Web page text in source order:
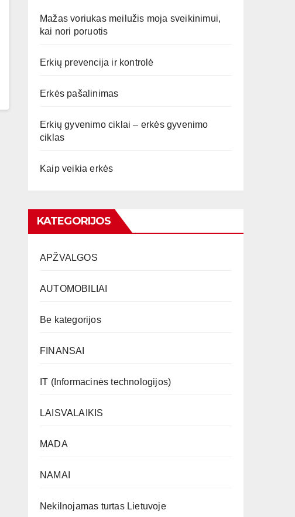
Mažas voriukas meilužis moja sveikinimui,
kai nori poruotis
Erkių prevencija ir kontrolė
Erkės pašalinimas
Erkių gyvenimo ciklai – erkės gyvenimo
ciklas
Kaip veikia erkės
KATEGORIJOS
APŽVALGOS
AUTOMOBILIAI
Be kategorijos
FINANSAI
IT (Informacinės technologijos)
LAISVALAIKIS
MADA
NAMAI
Nekilnojamas turtas Lietuvoje